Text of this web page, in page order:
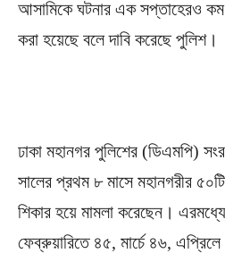
আসামিকে ঘটনার এক সপ্তাহেরও
করা হয়েছে বলে দাবি করেছে পুলিশ।
ঢাকা মহানগর পুলিশের (ডিএমপি)
সালের প্রথম ৮ মাসে মহানগরীর
শিকার হয়ে মামলা করেছেন।
ফেব্রুয়ারিতে ৪৫, মার্চে ৪৬,